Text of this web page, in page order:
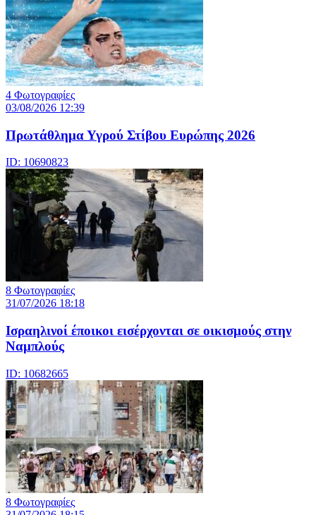
4 Φωτογραφίες
03/08/2026 12:39
Πρωτάθλημα Υγρού Στίβου Ευρώπης 2026
ID: 10690823
8 Φωτογραφίες
31/07/2026 18:18
Ισραηλινοί έποικοι εισέρχονται σε οικισμούς στην
Ναμπλούς
ID: 10682665
8 Φωτογραφίες